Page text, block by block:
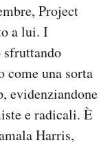
Project
a lui. I
come una sorta
evidenziandone
e radicali. È
Harris,